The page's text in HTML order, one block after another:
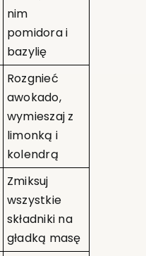
nim
pomidora i
bazylię
Rozgnieć
awokado,
wymieszaj z
limonką i
kolendrą
Zmiksuj
wszystkie
składniki na
gładką masę